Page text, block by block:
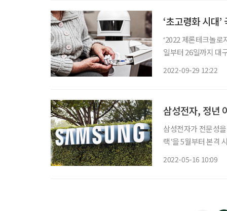
‘초고령화 시대
‘2022 제론테크놀로
일부터 26일까지 대
2022-09-29 12:22
삼성전자, 정년
삼성전자가 전문성
랙’을 5월부터 본격 시행한다. 반도체와 같은 첨단 기술 산업에
2022-05-16 10:09